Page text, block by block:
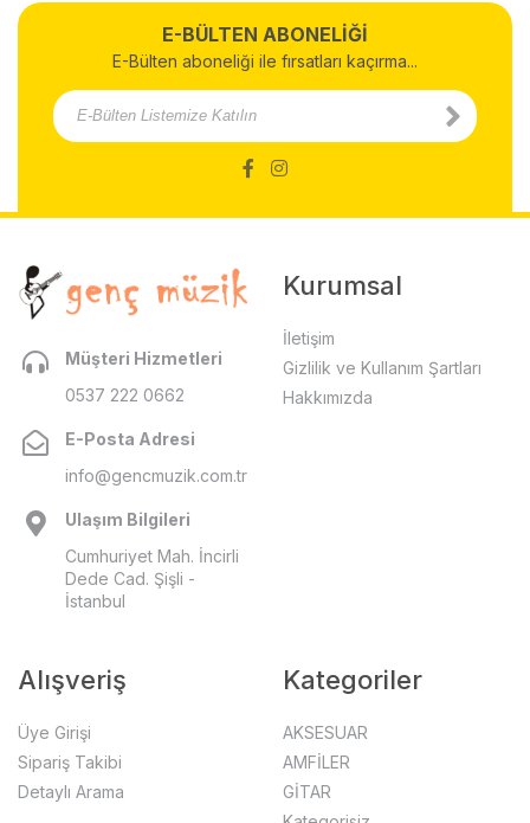
E-BÜLTEN ABONELİĞİ
E-Bülten aboneliği ile fırsatları kaçırma...
Müşteri Hizmetleri
0537 222 0662
E-Posta Adresi
info@gencmuzik.com.tr
Ulaşım Bilgileri
Cumhuriyet Mah. İncirli
Dede Cad. Şişli -
İstanbul
Kurumsal
İletişim
Gizlilik ve Kullanım Şartları
Hakkımızda
Alışveriş
Üye Girişi
Sipariş Takibi
Detaylı Arama
Kategoriler
AKSESUAR
AMFİLER
GİTAR